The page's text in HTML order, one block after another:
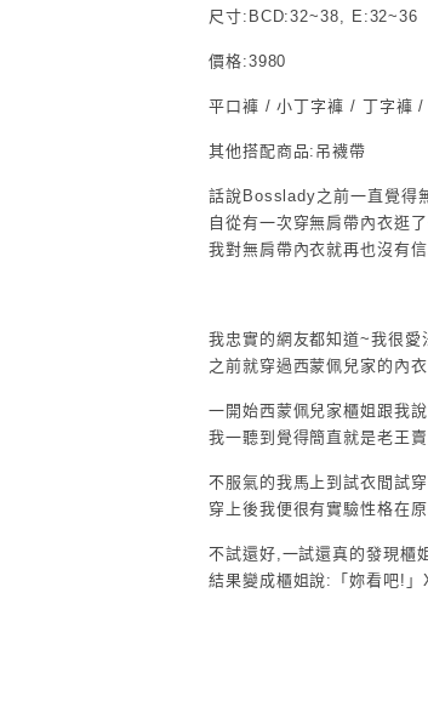
尺寸:BCD:32~38,
價格:3980
平口褲 / 小丁字褲 / 丁字褲
其他搭配商品:吊襪帶
話說Bosslady之前一直覺得
自從有一次穿無肩帶內衣逛
我對無肩帶內衣就再也沒有
我忠實的網友都知道~我很愛
之前就穿過西蒙佩兒家的內
一開始西蒙佩兒家櫃姐跟我
我一聽到覺得簡直就是老王
不服氣的我馬上到試衣間試
穿上後我便很有實驗性格在
不試還好,一試還真的發現櫃
結果變成櫃姐說:「妳看吧!」